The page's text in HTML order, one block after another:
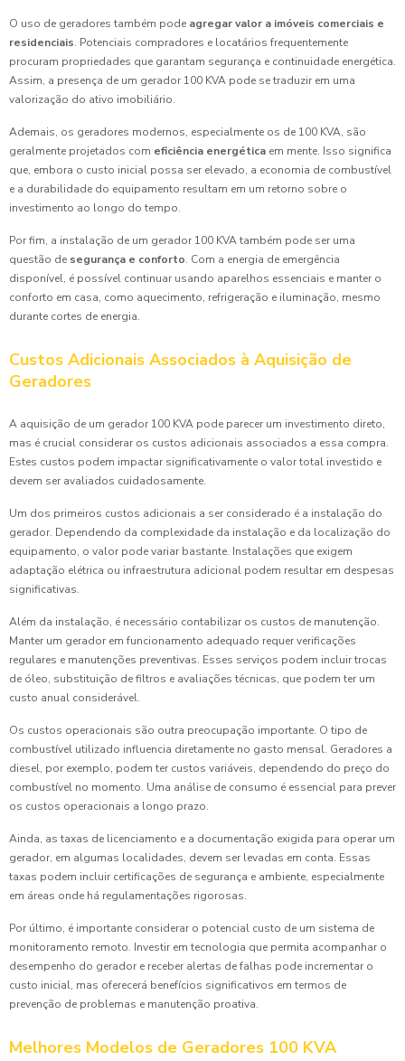
O uso de geradores também pode agregar valor a imóveis comerciais e
residenciais. Potenciais compradores e locatários frequentemente
procuram propriedades que garantam segurança e continuidade energética.
Assim, a presença de um gerador 100 KVA pode se traduzir em uma
valorização do ativo imobiliário.
Ademais, os geradores modernos, especialmente os de 100 KVA, são
geralmente projetados com eficiência energética em mente. Isso significa
que, embora o custo inicial possa ser elevado, a economia de combustível
e a durabilidade do equipamento resultam em um retorno sobre o
investimento ao longo do tempo.
Por fim, a instalação de um gerador 100 KVA também pode ser uma
questão de segurança e conforto. Com a energia de emergência
disponível, é possível continuar usando aparelhos essenciais e manter o
conforto em casa, como aquecimento, refrigeração e iluminação, mesmo
durante cortes de energia.
Custos Adicionais Associados à Aquisição de
Geradores
A aquisição de um gerador 100 KVA pode parecer um investimento direto,
mas é crucial considerar os custos adicionais associados a essa compra.
Estes custos podem impactar significativamente o valor total investido e
devem ser avaliados cuidadosamente.
Um dos primeiros custos adicionais a ser considerado é a instalação do
gerador. Dependendo da complexidade da instalação e da localização do
equipamento, o valor pode variar bastante. Instalações que exigem
adaptação elétrica ou infraestrutura adicional podem resultar em despesas
significativas.
Além da instalação, é necessário contabilizar os custos de manutenção.
Manter um gerador em funcionamento adequado requer verificações
regulares e manutenções preventivas. Esses serviços podem incluir trocas
de óleo, substituição de filtros e avaliações técnicas, que podem ter um
custo anual considerável.
Os custos operacionais são outra preocupação importante. O tipo de
combustível utilizado influencia diretamente no gasto mensal. Geradores a
diesel, por exemplo, podem ter custos variáveis, dependendo do preço do
combustível no momento. Uma análise de consumo é essencial para prever
os custos operacionais a longo prazo.
Ainda, as taxas de licenciamento e a documentação exigida para operar um
gerador, em algumas localidades, devem ser levadas em conta. Essas
taxas podem incluir certificações de segurança e ambiente, especialmente
em áreas onde há regulamentações rigorosas.
Por último, é importante considerar o potencial custo de um sistema de
monitoramento remoto. Investir em tecnologia que permita acompanhar o
desempenho do gerador e receber alertas de falhas pode incrementar o
custo inicial, mas oferecerá benefícios significativos em termos de
prevenção de problemas e manutenção proativa.
Melhores Modelos de Geradores 100 KVA